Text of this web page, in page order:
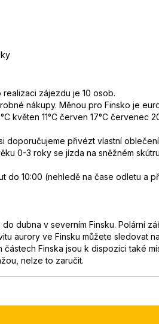
zájezdu je 10 osob.
nákupy. Měnou pro Finsko je
11°C červen 17°C červenec
doporučujeme přivézt vlastní
0-3 roky se jízda na sněžném
do 10:00 (nehledě na čase odletu a
do dubna v severním Finsku. Polární
aurory ve Finsku můžete sledovat
Finska jsou k dispozici také
nelze to zaručit.